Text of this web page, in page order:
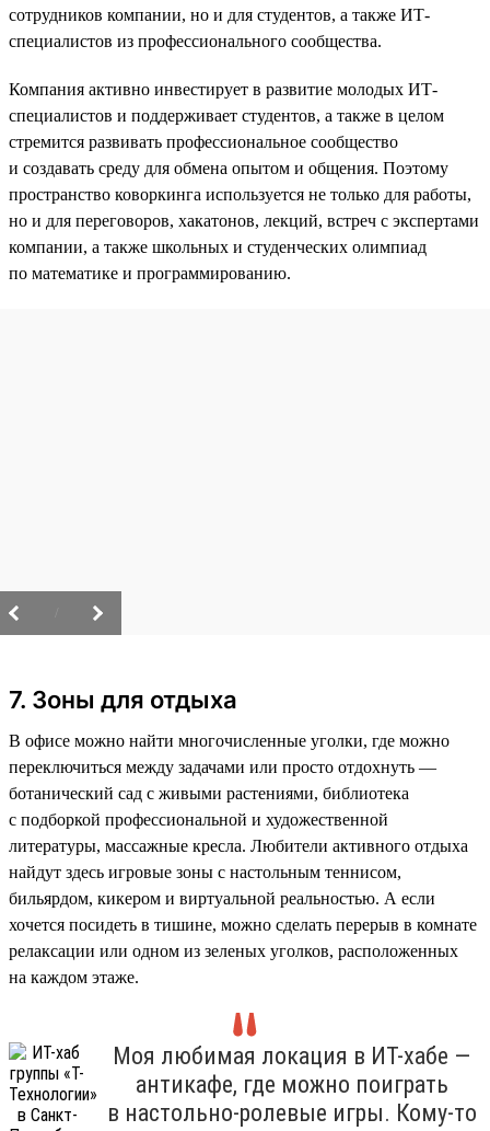
сотрудников компании, но и для студентов, а также ИТ-
специалистов из профессионального сообщества.
Компания активно инвестирует в развитие молодых ИТ-
специалистов и поддерживает студентов, а также в целом
стремится развивать профессиональное сообщество
и создавать среду для обмена опытом и общения. Поэтому
пространство коворкинга используется не только для работы,
но и для переговоров, хакатонов, лекций, встреч с экспертами
компании, а также школьных и студенческих олимпиад
по математике и программированию.
7. Зоны для отдыха
В офисе можно найти многочисленные уголки, где можно
переключиться между задачами или просто отдохнуть —
ботанический сад с живыми растениями, библиотека
с подборкой профессиональной и художественной
литературы, массажные кресла. Любители активного отдыха
найдут здесь игровые зоны с настольным теннисом,
бильярдом, кикером и виртуальной реальностью. А если
хочется посидеть в тишине, можно сделать перерыв в комнате
релаксации или одном из зеленых уголков, расположенных
на каждом этаже.
Моя любимая локация в ИТ-хабе —
антикафе, где можно поиграть
в настольно-ролевые игры. Кому-то